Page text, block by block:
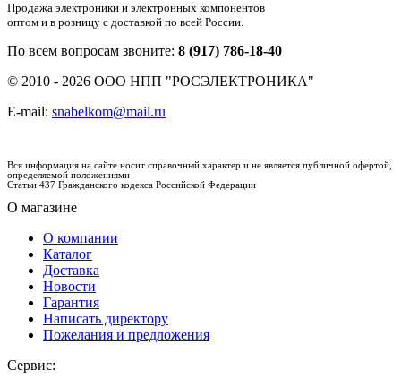
Продажа электроники и электронных компонентов
оптом и в розницу с доставкой по всей России.
По всем вопросам звоните: 8 (917) 786-18-40
© 2010 - 2026 ООО НПП "РОСЭЛЕКТРОНИКА"
E-mail: snabelkom@mail.ru
Вся информация на сайте носит справочный характер и не является публичной офертой,
определяемой положениями
Статьи 437 Гражданского кодекса Российской Федерации
О магазине
О компании
Каталог
Доставка
Новости
Гарантия
Написать директору
Пожелания и предложения
Сервис: